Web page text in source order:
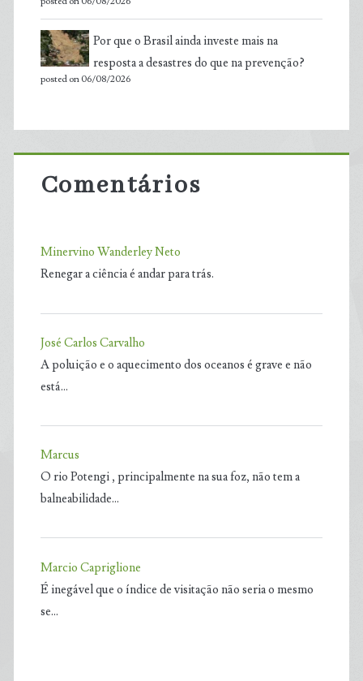
Por que o Brasil ainda investe mais na
resposta a desastres do que na prevenção?
posted on 06/08/2026
Comentários
Minervino Wanderley Neto
Renegar a ciência é andar para trás.
José Carlos Carvalho
A poluição e o aquecimento dos oceanos é grave e não
está…
Marcus
O rio Potengi , principalmente na sua foz, não tem a
balneabilidade…
Marcio Capriglione
É inegável que o índice de visitação não seria o mesmo
se…